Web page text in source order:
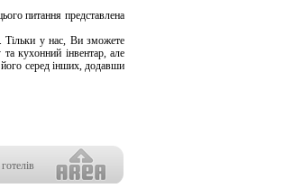
питання представлена
Тільки у нас, Ви зможете
кухонний інвентар, але
його серед інших, додавши